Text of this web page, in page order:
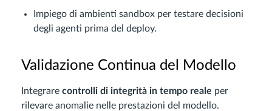
Impiego di ambienti sandbox per testare decisioni
degli agenti prima del deploy.
Validazione Continua del Modello
Integrare controlli di integrità in tempo reale per
rilevare anomalie nelle prestazioni del modello.